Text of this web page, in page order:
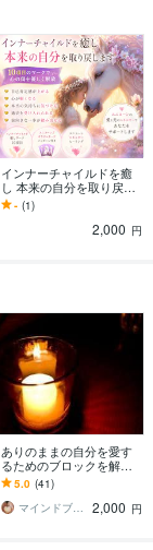
インナーチャイルドを癒
し 本来の自分を取り戻し
ます 「もう一人の自分に
出会うインナーチャイル
ドヒーリング」ワーク
- (1)
2,000 円
ありのままの自分を愛す
るためのブロックを解除
します 1度このブロック解
除を受けたリピーターの
方限定！
5.0 (41)
マインドブロックバスター颯（soul）
2,000 円